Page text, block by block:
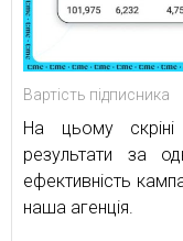
Вартість підписника
На цьому
результати за
ефективність
наша агенція.